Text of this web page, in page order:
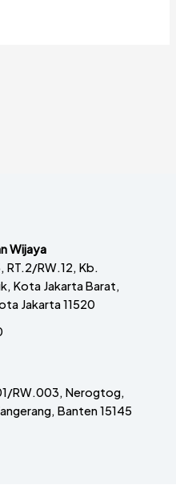
Wijaya
RT.2/RW.12, Kb.
Kota Jakarta Barat,
Jakarta 11520
RW.003, Nerogtog,
Banten 15145